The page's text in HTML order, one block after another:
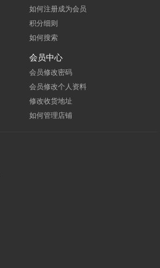
如何注册成为会员
积分细则
如何搜索
会员中心
会员修改密码
会员修改个人资料
修改收货地址
如何管理店铺